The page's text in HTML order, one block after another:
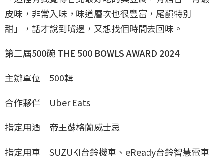
皮味，非常入味，味道層次也很豐富，尾韻特別
甜」，話才說到嘴邊，又想找個時間去回味。
第二屆500碗 THE 500 BOWLS AWARD 2024
主辦單位｜500輯
合作夥伴｜Uber Eats
指定用酒｜帝王蘇格蘭威士忌
指定用車｜SUZUKI台鈴機車、eReady台鈴智慧電車